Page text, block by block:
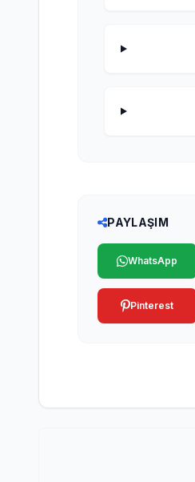
PAYLAŞIM
WhatsApp
Pinterest